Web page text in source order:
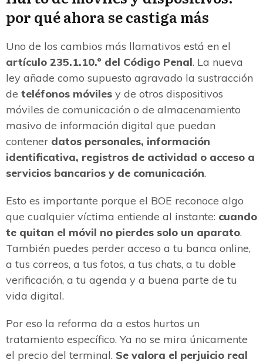
por qué ahora se castiga más
Uno de los cambios más llamativos está en el
artículo 235.1.10.º del Código Penal. La nueva
ley añade como supuesto agravado la sustracción
de teléfonos móviles y de otros dispositivos
móviles de comunicación o de almacenamiento
masivo de información digital que puedan
contener datos personales, información
identificativa, registros de actividad o acceso a
servicios bancarios y de comunicación.
Esto es importante porque el BOE reconoce algo
que cualquier víctima entiende al instante: cuando
te quitan el móvil no pierdes solo un aparato.
También puedes perder acceso a tu banca online,
a tus correos, a tus fotos, a tus chats, a tu doble
verificación, a tu agenda y a buena parte de tu
vida digital.
Por eso la reforma da a estos hurtos un
tratamiento específico. Ya no se mira únicamente
el precio del terminal. Se valora el perjuicio real